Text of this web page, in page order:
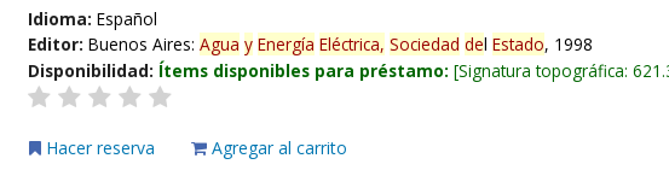
Idioma:Español
Editor:Buenos Aires:Agua y Energía Eléctrica, Sociedad delEstado, 1998
Disponibilidad: Ítems disponibles para préstamo: Signatura topográfica:
Hacer reserva Agregar al carrito